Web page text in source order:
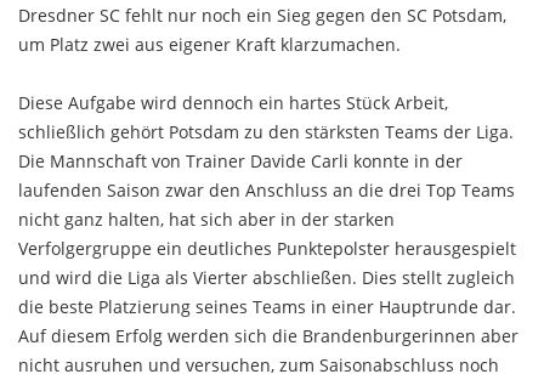
Dresdner SC fehlt nur noch ein Sieg gegen den SC Potsdam,
um Platz zwei aus eigener Kraft klarzumachen.
Diese Aufgabe wird dennoch ein hartes Stück Arbeit,
schließlich gehört Potsdam zu den stärksten Teams der Liga.
Die Mannschaft von Trainer Davide Carli konnte in der
laufenden Saison zwar den Anschluss an die drei Top Teams
nicht ganz halten, hat sich aber in der starken
Verfolgergruppe ein deutliches Punktepolster herausgespielt
und wird die Liga als Vierter abschließen. Dies stellt zugleich
die beste Platzierung seines Teams in einer Hauptrunde dar.
Auf diesem Erfolg werden sich die Brandenburgerinnen aber
nicht ausruhen und versuchen, zum Saisonabschluss noch